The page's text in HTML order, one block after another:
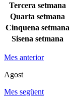
Tercera setmana
Quarta setmana
Cinquena setmana
Sisena setmana
Mes anterior
Agost
Mes següent